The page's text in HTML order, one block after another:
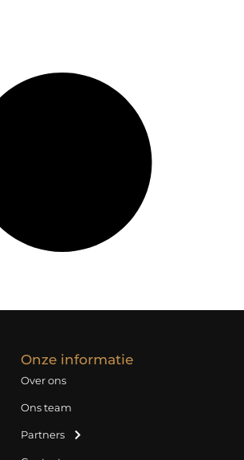
Onze informatie
Over ons
Ons team
Partners